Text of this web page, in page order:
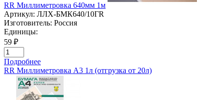
RR Миллиметровка 640мм 1м
Артикул: ЛЛХ-БМК640/10ГR
Изготовитель: Россия
Единицы:
59 ₽
Подробнее
RR Миллиметровка А3 1л (отгрузка от 20л)